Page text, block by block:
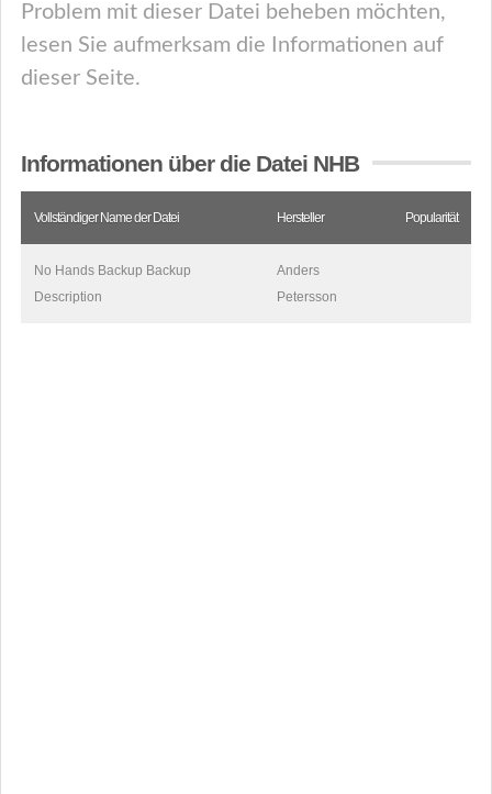
Problem mit dieser Datei beheben möchten,
lesen Sie aufmerksam die Informationen auf
dieser Seite.
Informationen über die Datei NHB
Vollständiger Name der Datei Hersteller Popularität
No Hands Backup Backup
Description
Anders
Petersson